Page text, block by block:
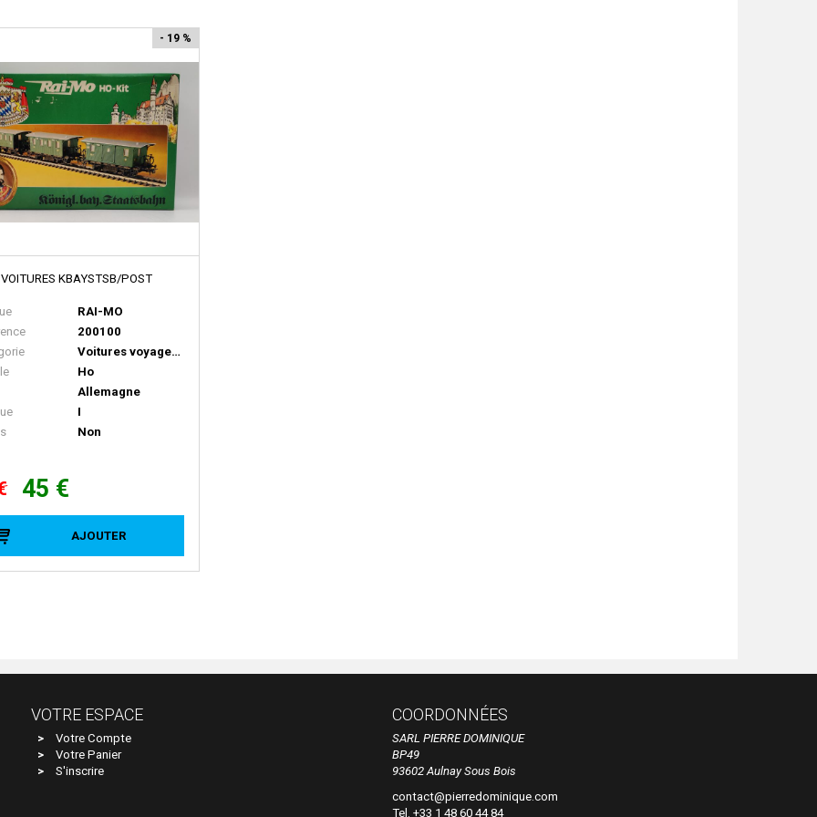
KBAYSTSB/POST
RAI-MO
200100
Voitures voyageurs
Ho
Allemagne
I
Non
- 19 %
45 €
AJOUTER
VOTRE ESPACE
Votre Compte
Votre Panier
S'inscrire
COORDONNÉES
SARL PIERRE DOMINIQUE
BP49
93602 Aulnay Sous Bois
contact@pierredominique.com
Tel. +33 1 48 60 44 84